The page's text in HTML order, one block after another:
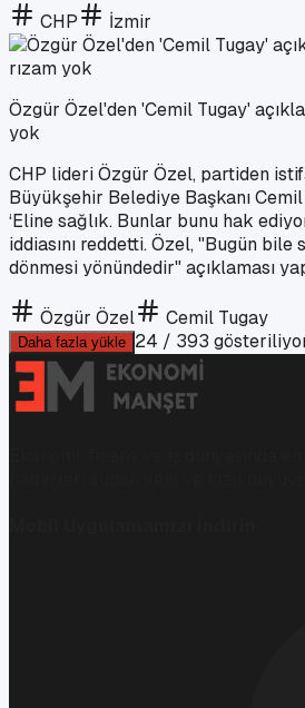
CHP İzmir
Özgür Özel'den 'Cemil Tugay'
yok
CHP lideri Özgür Özel, partiden
Büyükşehir Belediye Başkanı
‘Eline sağlık. Bunlar bunu hak
iddiasını reddetti. Özel, "Bugün bile
dönmesi yönündedir" açıklaması
Özgür Özel Cemil Tugay
Daha fazla yükle 24 / 393